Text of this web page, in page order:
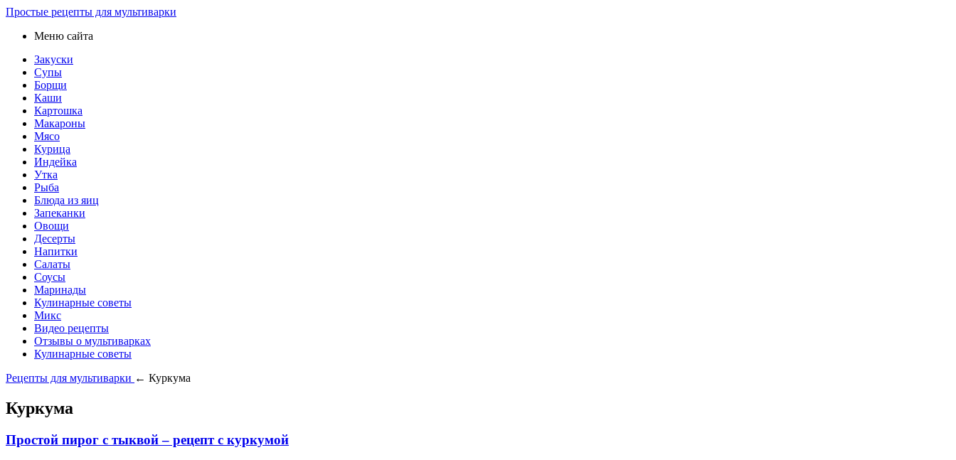
Простые рецепты для мультиварки
Меню сайта
Закуски
Супы
Борщи
Каши
Картошка
Макароны
Мясо
Курица
Индейка
Утка
Рыба
Блюда из яиц
Запеканки
Овощи
Десерты
Напитки
Салаты
Соусы
Маринады
Кулинарные советы
Микс
Видео рецепты
Отзывы о мультиварках
Кулинарные советы
Рецепты для мультиварки ← Куркума
Куркума
Простой пирог с тыквой – рецепт с куркумой